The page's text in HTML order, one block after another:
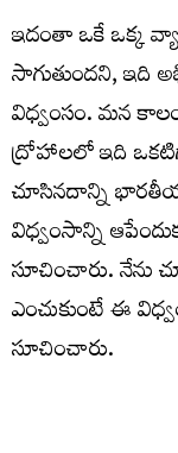
ఇదంతా ఒకే ఒక్క
సాగుతుందని, ఇది
విధ్వంసం. మన
ద్రోహాలలో ఇది
చూసినదాన్ని
విధ్వంసాన్ని
సూచించారు. నేను
ఎంచుకుంటే ఈ
సూచించారు.